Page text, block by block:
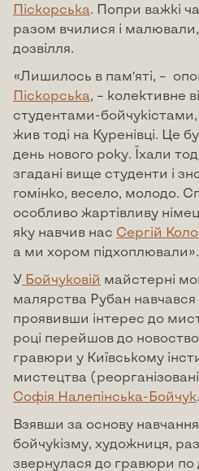
Піскорська. Попри важкі
разом вчилися і
дозвілля.
«Лишилось в пам’яті, –
Піскорська, – колективне
студентами-
жив тоді на Куренівці. Це
день нового року. Їхали
згадані вище студенти і
гомінко, весело, молодо.
особливо жартівливу
яку навчив нас Сергій
а ми хором підхоплювали».
У Бойчуковій майстерні
малярства Рубан
проявивши інтерес до
році перейшов до
гравюри у Київському
мистецтва
Софія Налепінська-Бойчук.
Взявши за основу
бойчукізму, художниця,
звернулася до гравюри по